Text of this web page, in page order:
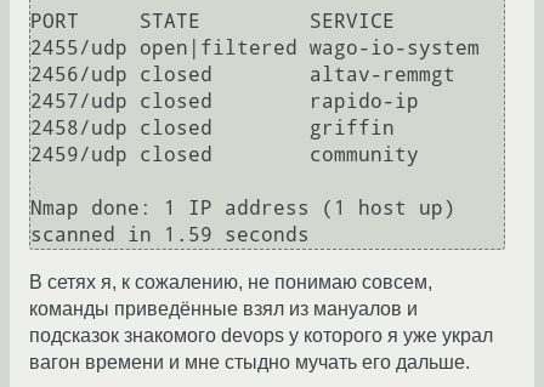
PORT     STATE         SERVICE
2455/udp open|filtered wago-io-system
2456/udp closed        altav-remmgt
2457/udp closed        rapido-ip
2458/udp closed        griffin
2459/udp closed        community
Nmap done: 1 IP address (1 host up)
В сетях я, к сожалению, не понимаю совсем,
команды приведённые взял из мануалов и
подсказок знакомого devops у которого я уже украл
вагон времени и мне стыдно мучать его дальше.